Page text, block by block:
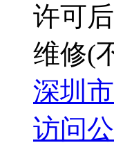
许可
维修(
深圳
访问